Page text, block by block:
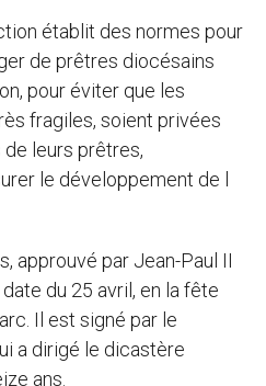
établit des normes pour
de prêtres diocésains
pour éviter que les
fragiles, soient privées
leurs prêtres,
le développement de l
approuvé par Jean-Paul II
du 25 avril, en la fête
Il est signé par le
a dirigé le dicastère
ans.